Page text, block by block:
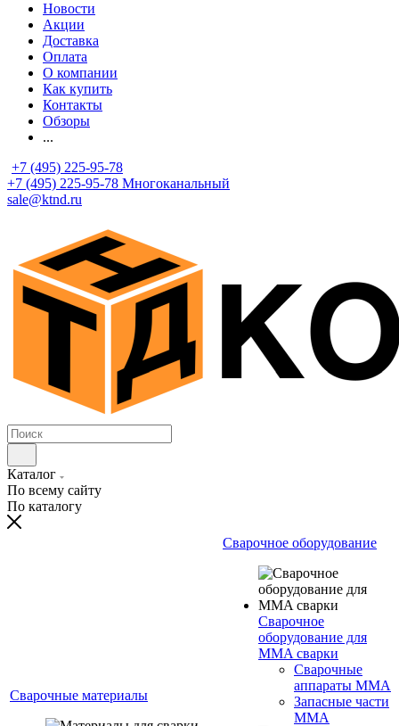
Новости
Акции
Доставка
Оплата
О компании
Как купить
Контакты
Обзоры
...
+7 (495) 225-95-78
+7 (495) 225-95-78 Многоканальный
sale@ktnd.ru
Каталог
По всему сайту
По каталогу
Сварочные материалы
Сварочное оборудование
Сварочное
оборудование для
MMA сварки
Сварочные
аппараты MMA
Запасные части
MMA